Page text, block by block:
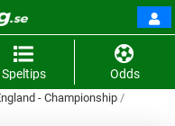
Speltips Odds
- Championship/